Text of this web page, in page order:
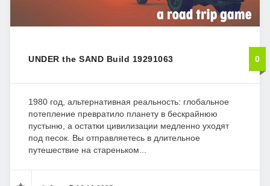
UNDER the SAND Build 19291063 0
1980 год, альтернативная реальность: глобальное
потепление превратило планету в бескрайнюю
пустыню, а остатки цивилизации медленно уходят
под песок. Вы отправляетесь в длительное
путешествие на стареньком...